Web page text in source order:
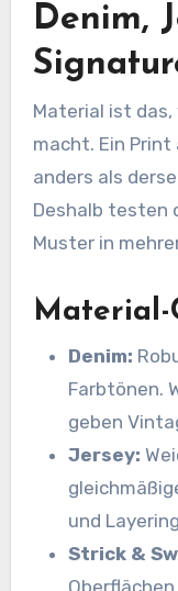
Denim,
Material ist
macht. Ein
anders als
Deshalb testen
Muster in
Material-
Denim:
Farbtönen.
geben
Jersey:
und
Strick &